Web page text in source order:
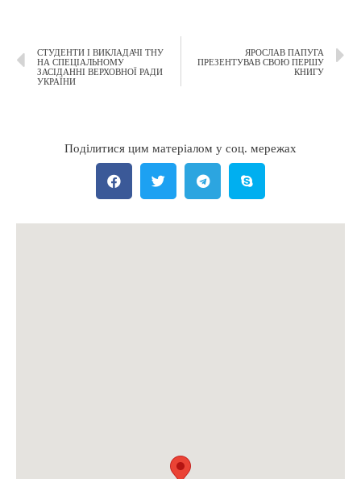
СТУДЕНТИ І ВИКЛАДАЧІ ТНУ
НА СПЕЦІАЛЬНОМУ
ЗАСІДАННІ ВЕРХОВНОЇ РАДИ
УКРАЇНИ
ЯРОСЛАВ ПАПУГА
ПРЕЗЕНТУВАВ СВОЮ ПЕРШУ
КНИГУ
Поділитися цим матеріалом у соц. мережах